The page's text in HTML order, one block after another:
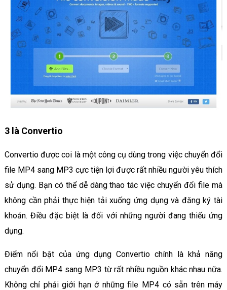
3 là Convertio
Convertio được coi là một công cụ dùng trong việc chuyển đổi
file MP4 sang MP3 cực tiện lợi được rất nhiều người yêu thích
sử dụng. Bạn có thể dễ dàng thao tác việc chuyển đổi file mà
không cần phải thực hiện tải xuống ứng dụng và đăng ký tài
khoản. Điều đặc biệt là đối với những người đang thiếu ứng
dụng.
Điểm nổi bật của ứng dụng Convertio chính là khả năng
chuyển đổi MP4 sang MP3 từ rất nhiều nguồn khác nhau nữa.
Không chỉ phải giới hạn ở những file MP4 có sẵn trên máy